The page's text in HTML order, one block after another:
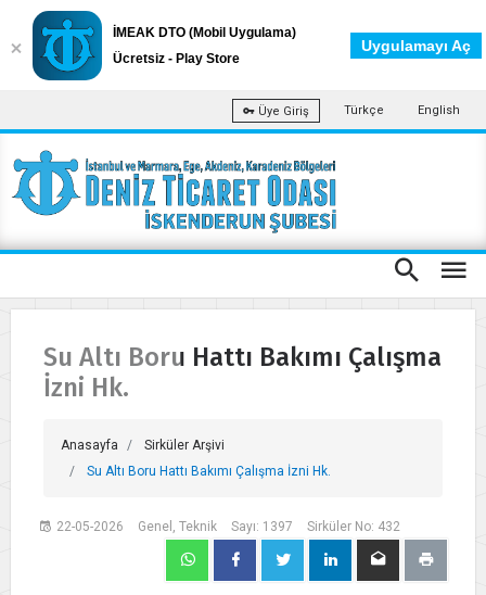
Üye Giriş Türkçe English
Su Altı Boru Hattı Bakımı Çalışma
İzni Hk.
Anasayfa
Sirküler Arşivi
Su Altı Boru Hattı Bakımı Çalışma İzni Hk.
22-05-2026 Genel, Teknik Sayı: 1397 Sirküler No: 432
İMEAK DTO (Mobil Uygulama)
Ücretsiz - Play Store
Uygulamayı Aç